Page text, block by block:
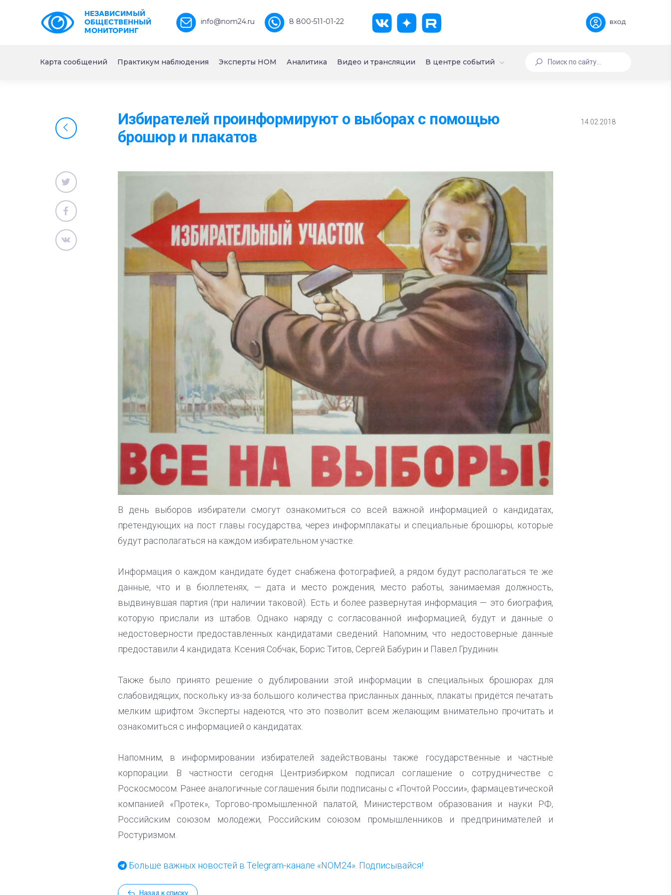
НЕЗАВИСИМЫЙ
ОБЩЕСТВЕННЫЙ
МОНИТОРИНГ
info@nom24.ru 8 800-511-01-22 вход
Карта сообщений Практикум наблюдения Эксперты НОМ Аналитика Видео и трансляции В центре событий
Избирателей проинформируют о выборах с помощью
брошюр и плакатов
14.02.2018
В день выборов избиратели смогут ознакомиться со всей важной информацией о кандидатах,
претендующих на пост главы государства, через информплакаты и специальные брошюры, которые
будут располагаться на каждом избирательном участке.
Информация о каждом кандидате будет снабжена фотографией, а рядом будут располагаться те же
данные, что и в бюллетенях, — дата и место рождения, место работы, занимаемая должность,
выдвинувшая партия (при наличии таковой). Есть и более развернутая информация — это биография,
которую прислали из штабов. Однако наряду с согласованной информацией, будут и данные о
недостоверности предоставленных кандидатами сведений. Напомним, что недостоверные данные
предоставили 4 кандидата: Ксения Собчак, Борис Титов, Сергей Бабурин и Павел Грудинин.
Также было принято решение о дублировании этой информации в специальных брошюрах для
слабовидящих, поскольку из-за большого количества присланных данных, плакаты придётся печатать
мелким шрифтом. Эксперты надеются, что это позволит всем желающим внимательно прочитать и
ознакомиться с информацией о кандидатах.
Напомним, в информировании избирателей задействованы также государственные и частные
корпорации. В частности сегодня Центризбирком подписал соглашение о сотрудничестве с
Роскосмосом. Ранее аналогичные соглашения были подписаны с «Почтой России», фармацевтической
компанией «Протек», Торгово-промышленной палатой, Министерством образования и науки РФ,
Российским союзом молодежи, Российским союзом промышленников и предпринимателей и
Ростуризмом.
Больше важных новостей в Telegram-канале «NOM24». Подписывайся!
Назад к списку